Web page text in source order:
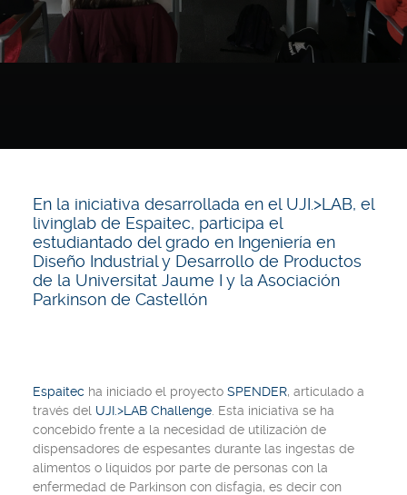
En la iniciativa desarrollada en el UJI.>LAB, el
livinglab de Espaitec, participa el
estudiantado del grado en Ingeniería en
Diseño Industrial y Desarrollo de Productos
de la Universitat Jaume I y la Asociación
Parkinson de Castellón
Espaitec ha iniciado el proyecto SPENDER, articulado a
través del UJI.>LAB Challenge . Esta iniciativa se ha
concebido frente a la necesidad de utilización de
dispensadores de espesantes durante las ingestas de
alimentos o líquidos por parte de personas con la
enfermedad de Parkinson con disfagia, es decir con